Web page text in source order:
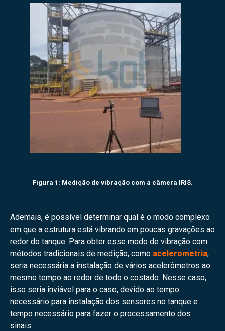
Figura 1: Medição de vibração com a câmera IRIS
Ademais, é possível determinar qual é o modo complexo
em que a estrutura está vibrando em poucas gravações ao
redor do tanque. Para obter esse modo de vibração com
métodos tradicionais de medição, como acelerometria,
seria necessária a instalação de vários acelerômetros ao
mesmo tempo ao redor de todo o costado. Nesse caso,
isso seria inviável para o caso, devido ao tempo
necessário para instalação dos sensores no tanque e
tempo necessário para fazer o processamento dos
sinais.